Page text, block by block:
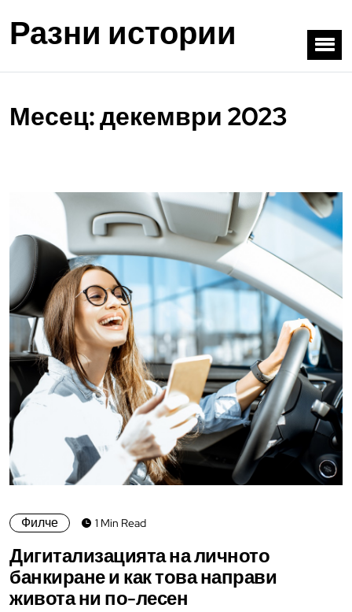
Разни истории
Месец:декември 2023
Филче 1 Min Read
Дигитализацията на личното
банкиране и как това направи
живота ни по-лесен